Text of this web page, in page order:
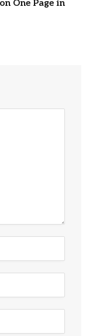
One Page in